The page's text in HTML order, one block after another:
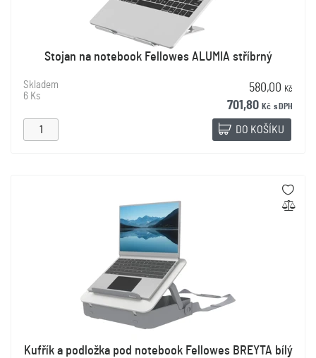
Stojan na notebook Fellowes ALUMIA stříbrný
Skladem
6 Ks
580,00 Kč
701,80 Kč s DPH
DO KOŠÍKU
Kufřík a podložka pod notebook Fellowes BREYTA bílý